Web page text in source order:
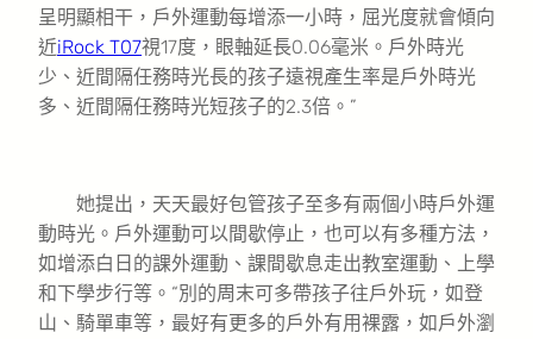
呈明顯相干，戶外運動每增添一小時，屈光度就會傾向
近iRock T07視17度，眼軸延長0.06毫米。戶外時光
少、近間隔任務時光長的孩子遠視產生率是戶外時光
多、近間隔任務時光短孩子的2.3倍。”
她提出，天天最好包管孩子至多有兩個小時戶外運
動時光。戶外運動可以間歇停止，也可以有多種方法，
如增添白日的課外運動、課間歇息走出教室運動、上學
和下學步行等。“別的周末可多帶孩子往戶外玩，如登
山、騎單車等，最好有更多的戶外有用裸露，如戶外瀏